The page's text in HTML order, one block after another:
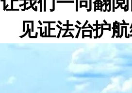
见证法治护